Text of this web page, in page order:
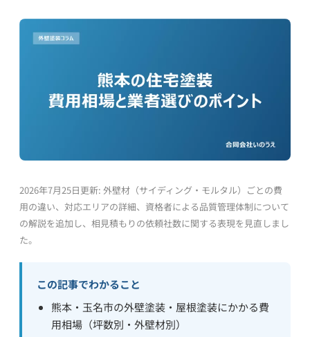
2026年7月25日更新: 外壁材（サイディング・モルタル）ごとの費
用の違い、対応エリアの詳細、資格者による品質管理体制について
の解説を追加し、相見積もりの依頼社数に関する表現を見直しまし
た。
この記事でわかること
熊本・玉名市の外壁塗装・屋根塗装にかかる費
用相場（坪数別・外壁材別）